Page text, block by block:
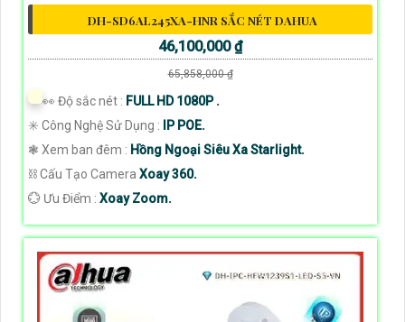
DH-SD6AL245XA-HNR SẮC NÉT DAHUA
46,100,000 ₫
65,858,000 ₫
️👀 Độ sắc nét : FULL HD 1080P .
✳️ Công Nghệ Sử Dụng :
IP POE.
❃ Xem ban đêm : Hồng Ngoại Siêu Xa Starlight.
⛓ Cấu Tạo Camera Xoay 360.
️💮 Ưu Điểm : Xoay Zoom.